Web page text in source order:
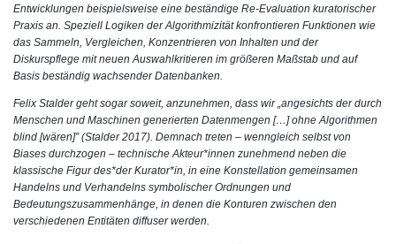
Entwicklungen beispielsweise eine beständige Re-Evaluation kuratorischer
Praxis an. Speziell Logiken der Algorithmizität konfrontieren Funktionen wie
das Sammeln, Vergleichen, Konzentrieren von Inhalten und der
Diskurspflege mit neuen Auswahlkritieren im größeren Maßstab und auf
Basis beständig wachsender Datenbanken.
Felix Stalder geht sogar soweit, anzunehmen, dass wir „angesichts der durch
Menschen und Maschinen generierten Datenmengen […] ohne Algorithmen
blind [wären]” (Stalder 2017). Demnach treten – wenngleich selbst von
Biases durchzogen – technische Akteur*innen zunehmend neben die
klassische Figur des*der Kurator*in, in eine Konstellation gemeinsamen
Handelns und Verhandelns symbolischer Ordnungen und
Bedeutungszusammenhänge, in denen die Konturen zwischen den
verschiedenen Entitäten diffuser werden.